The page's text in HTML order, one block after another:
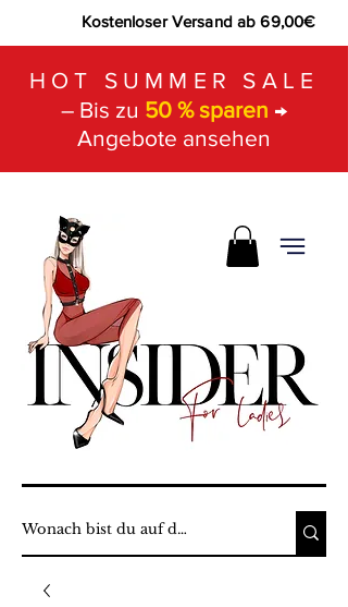
Kostenloser Versand ab 69,00€
HOT SUMMER SALE
– Bis zu 50 % sparen →
Angebote ansehen